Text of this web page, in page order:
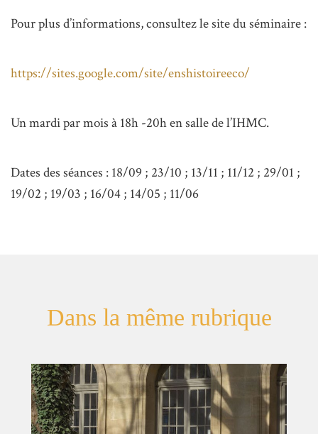
Pour plus d’informations, consultez le site du séminaire :
https://sites.google.com/site/enshistoireeco/
Un mardi par mois à 18h -20h en salle de l’IHMC.
Dates des séances : 18/09 ; 23/10 ; 13/11 ; 11/12 ; 29/01 ;
19/02 ; 19/03 ; 16/04 ; 14/05 ; 11/06
Dans la même rubrique